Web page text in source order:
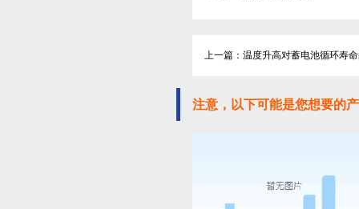
上一篇：温度升高对蓄电池循环寿
注意，以下可能是您想要的